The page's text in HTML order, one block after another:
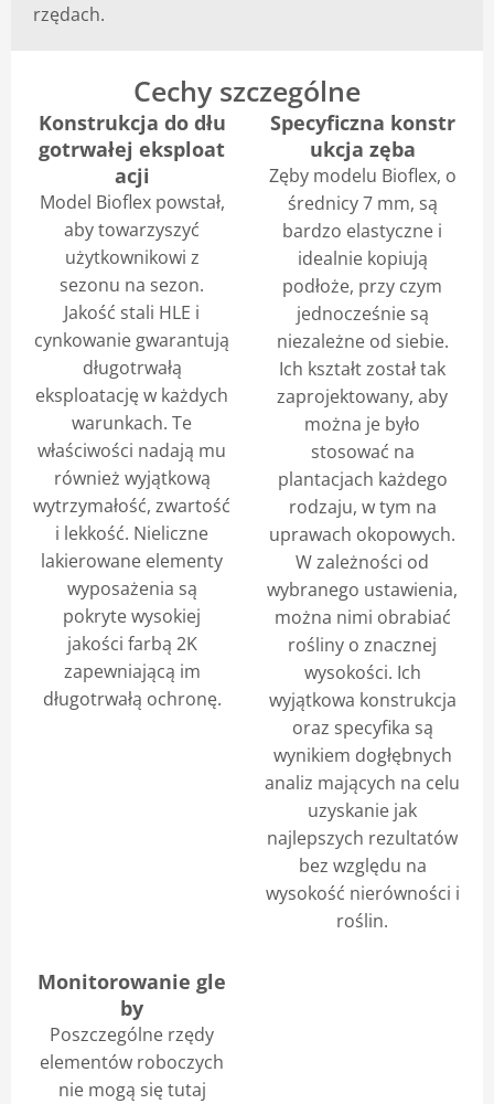
rzędach.
Cechy szczególne
Konstrukcja do dłu
gotrwałej eksploat
acji
Model Bioflex powstał,
aby towarzyszyć
użytkownikowi z
sezonu na sezon.
Jakość stali HLE i
cynkowanie gwarantują
długotrwałą
eksploatację w każdych
warunkach. Te
właściwości nadają mu
również wyjątkową
wytrzymałość, zwartość
i lekkość. Nieliczne
lakierowane elementy
wyposażenia są
pokryte wysokiej
jakości farbą 2K
zapewniającą im
długotrwałą ochronę.
Specyficzna konstr
ukcja zęba
Zęby modelu Bioflex, o
średnicy 7 mm, są
bardzo elastyczne i
idealnie kopiują
podłoże, przy czym
jednocześnie są
niezależne od siebie.
Ich kształt został tak
zaprojektowany, aby
można je było
stosować na
plantacjach każdego
rodzaju, w tym na
uprawach okopowych.
W zależności od
wybranego ustawienia,
można nimi obrabiać
rośliny o znacznej
wysokości. Ich
wyjątkowa konstrukcja
oraz specyfika są
wynikiem dogłębnych
analiz mających na celu
uzyskanie jak
najlepszych rezultatów
bez względu na
wysokość nierówności i
roślin.
Monitorowanie gle
by
Poszczególne rzędy
elementów roboczych
nie mogą się tutaj